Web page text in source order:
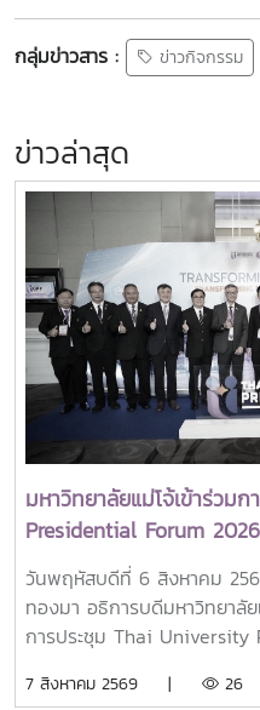
กลุ่มข่าวสาร : ข่าวกิจกรรม
ข่าวล่าสุด
มหาวิทยาลัยแม่โจ้เข้าร่วม
Presidential Forum 2026
วันพฤหัสบดีที่ 6 สิงหาคม
ทองมา อธิการบดีมหาวิทยาลัย
การประชุม Thai University
ได้รับเกียรติจาก ศาสตราจา
7 สิงหาคม 2569 | 26